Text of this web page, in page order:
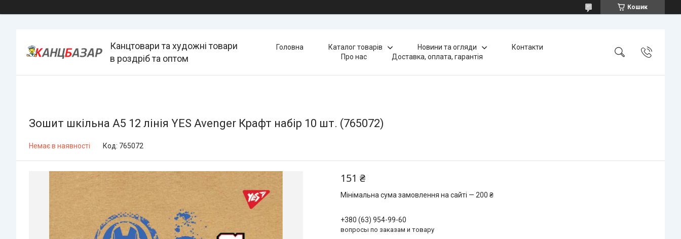
Кошик
Канцтовари та художні товари
в роздріб та оптом
Головна Каталог товарів Новини та огляди
Контакти
Про нас
Доставка, оплата, гарантія
Зошит шкільна А5 12 лінія YES Avenger Крафт набір 10 шт. (765072)
Немає в наявності Код: 765072
151 ₴
Мінімальна сума замовлення на сайті — 200 ₴
+380 (63) 954-99-60
вопросы по заказам и товару